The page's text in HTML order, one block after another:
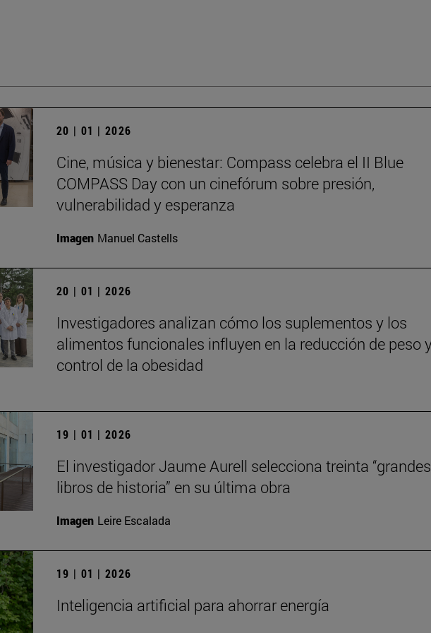
20 | 01 | 2026
Cine, música y bienestar: Compass celebra el II Blue
COMPASS Day con un cinefórum sobre presión,
vulnerabilidad y esperanza
Imagen Manuel Castells
20 | 01 | 2026
Investigadores analizan cómo los suplementos y los
alimentos funcionales influyen en la reducción de peso
control de la obesidad
19 | 01 | 2026
El investigador Jaume Aurell selecciona treinta “grandes
libros de historia” en su última obra
Imagen Leire Escalada
19 | 01 | 2026
Inteligencia artificial para ahorrar energía